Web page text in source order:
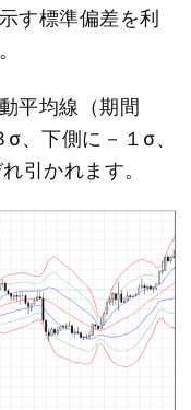
す標準偏差を利
平均線（期間
、下側に－１σ、
引かれます。